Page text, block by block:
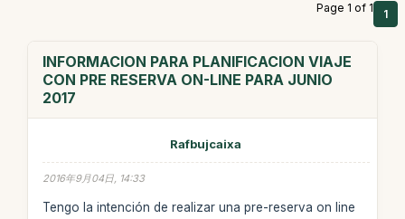
Page 1 of 1 1
INFORMACION PARA PLANIFICACION VIAJE
CON PRE RESERVA ON-LINE PARA JUNIO
2017
Rafbujcaixa
2016年9月04日, 14:33
Tengo la intención de realizar una pre-reserva on line